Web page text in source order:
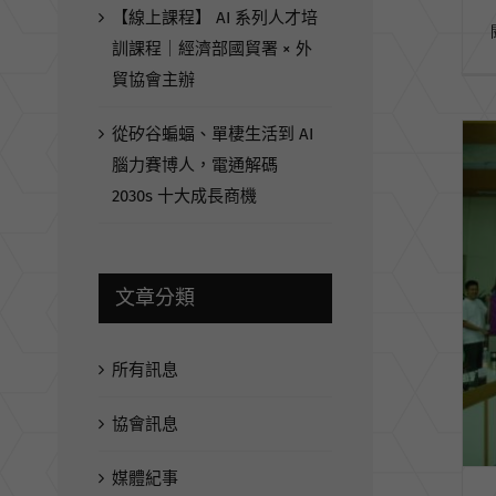
【線上課程】 AI 系列人才培
訓課程｜經濟部國貿署 × 外
貿協會主辦
從矽谷蝙蝠、單棲生活到 AI
腦力賽博人，電通解碼
2030s 十大成長商機
文章分類
所有訊息
協會訊息
媒體紀事